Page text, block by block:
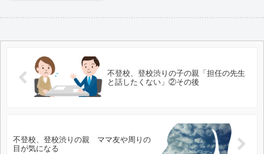
不登校、登校渋りの子の親「担任の先生
と話したくない」②その後
不登校、登校渋りの親 ママ友や周りの
目が気になる